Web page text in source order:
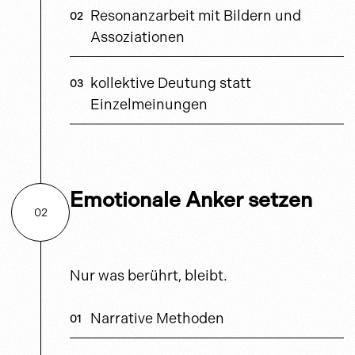
Resonanzarbeit mit Bildern und
Assoziationen
kollektive Deutung statt
Einzelmeinungen
02 Emotionale Anker setzen
Nur was berührt, bleibt.
Narrative Methoden